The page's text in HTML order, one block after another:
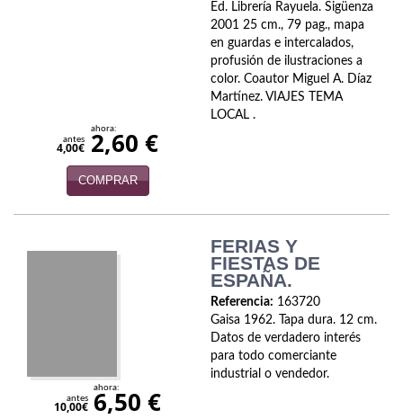
Mafia y espionaje
Novela fantástica
Ed. Librería Rayuela. Sigüenza
2001 25 cm., 79 pag., mapa
en guardas e intercalados,
profusión de ilustraciones a
color. Coautor Miguel A. Díaz
Martínez. VIAJES TEMA
LOCAL .
antes
4,00€
ahora:
2,60 €
COMPRAR
FERIAS Y
FIESTAS DE
ESPAÑA.
Referencia: 163720
Gaisa 1962. Tapa dura. 12 cm.
Datos de verdadero interés
para todo comerciante
industrial o vendedor.
antes
10,00€
ahora:
6,50 €